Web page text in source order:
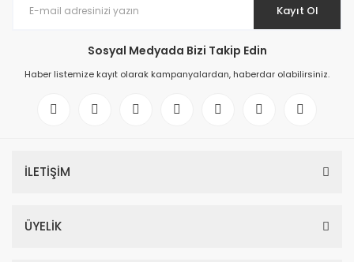
Kayıt Ol
Sosyal Medyada Bizi Takip Edin
Haber listemize kayıt olarak kampanyalardan, haberdar olabilirsiniz.
İLETİŞİM
ÜYELİK